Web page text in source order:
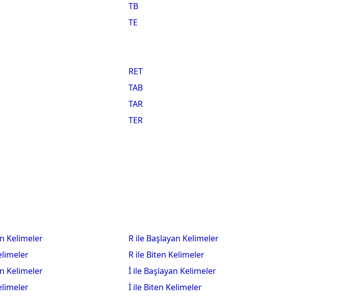
TB
TE
RET
TAB
TAR
TER
Kelimeler
Kelimeler
R ile Başlayan Kelimeler
R ile Biten Kelimeler
İ ile Başlayan Kelimeler
İ ile Biten Kelimeler